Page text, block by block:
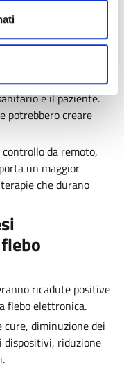
della terapia
miglioramento
che potrà essere
e il paziente.
potrebbero creare
da remoto,
un maggior
che durano
ricadute positive
flebo elettronica.
cure, diminuzione dei
dispositivi, riduzione